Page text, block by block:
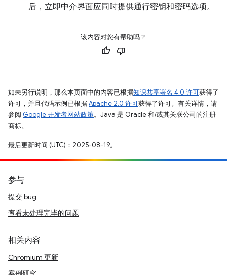
后，立即中介界面应同时提供通行密钥和密码选项。
该内容对您有帮助吗？
如未另行说明，那么本页面中的内容已根据知识共享署名 4.0 许可获得了
许可，并且代码示例已根据Apache 2.0 许可获得了许可。有关详情，请
参阅 Google 开发者网站政策。Java 是 Oracle 和/或其关联公司的注册
商标。
最后更新时间 (UTC)：2025-08-19。
参与
提交 bug
查看未处理完毕的问题
相关内容
Chromium 更新